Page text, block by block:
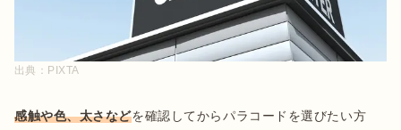
出典： PIXTA
感触や色、太さなどを確認してからパラコードを選びたい方